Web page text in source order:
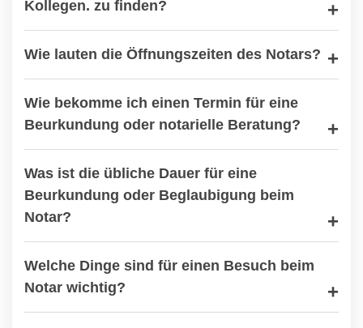
Kollegen. zu finden?
Wie lauten die Öffnungszeiten des Notars?
Wie bekomme ich einen Termin für eine
Beurkundung oder notarielle Beratung?
Was ist die übliche Dauer für eine
Beurkundung oder Beglaubigung beim
Notar?
Welche Dinge sind für einen Besuch beim
Notar wichtig?